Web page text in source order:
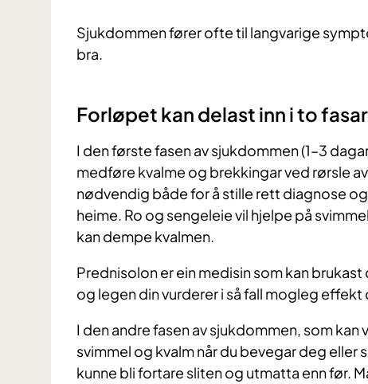
Sjukdommen fører ofte til langvarige
bra.
Forløpet kan delast inn i to
I den første fasen av sjukdommen (1–3
medføre kvalme og brekkingar ved rørsle
nødvendig både for å stille rett diagnose
heime. Ro og sengeleie vil hjelpe på
kan dempe kvalmen.
Prednisolon er ein medisin som kan
og legen din vurderer i så fall mogleg
I den andre fasen av sjukdommen, som kan
svimmel og kvalm når du bevegar deg eller
kunne bli fortare sliten og utmatta enn før.